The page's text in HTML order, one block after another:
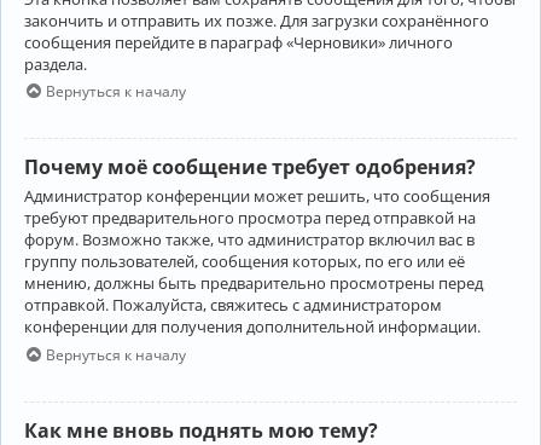
закончить и отправить их позже. Для загрузки сохранённого
сообщения перейдите в параграф «Черновики» личного
раздела.
Вернуться к началу
Почему моё сообщение требует одобрения?
Администратор конференции может решить, что сообщения
требуют предварительного просмотра перед отправкой на
форум. Возможно также, что администратор включил вас в
группу пользователей, сообщения которых, по его или её
мнению, должны быть предварительно просмотрены перед
отправкой. Пожалуйста, свяжитесь с администратором
конференции для получения дополнительной информации.
Вернуться к началу
Как мне вновь поднять мою тему?